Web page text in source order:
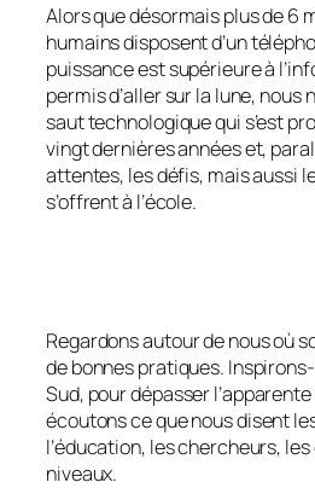
Alors que désormais plus de 6
humains disposent d’un
puissance est supérieure à
permis d’aller sur la lune, nous
saut technologique qui s’est
vingt dernières années et,
attentes, les défis, mais aussi
s’offrent à l’école.
Regardons autour de nous où
de bonnes pratiques.
Sud, pour dépasser
écoutons ce que nous disent
l’éducation, les chercheurs,
niveaux.